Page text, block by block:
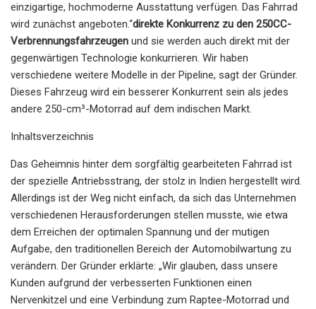
einzigartige, hochmoderne Ausstattung verfügen. Das Fahrrad
wird zunächst angeboten.“direkte Konkurrenz zu den 250CC-
Verbrennungsfahrzeugen und sie werden auch direkt mit der
gegenwärtigen Technologie konkurrieren. Wir haben
verschiedene weitere Modelle in der Pipeline, sagt der Gründer.
Dieses Fahrzeug wird ein besserer Konkurrent sein als jedes
andere 250-cm³-Motorrad auf dem indischen Markt.
Inhaltsverzeichnis
Das Geheimnis hinter dem sorgfältig gearbeiteten Fahrrad ist
der spezielle Antriebsstrang, der stolz in Indien hergestellt wird.
Allerdings ist der Weg nicht einfach, da sich das Unternehmen
verschiedenen Herausforderungen stellen musste, wie etwa
dem Erreichen der optimalen Spannung und der mutigen
Aufgabe, den traditionellen Bereich der Automobilwartung zu
verändern. Der Gründer erklärte: „Wir glauben, dass unsere
Kunden aufgrund der verbesserten Funktionen einen
Nervenkitzel und eine Verbindung zum Raptee-Motorrad und